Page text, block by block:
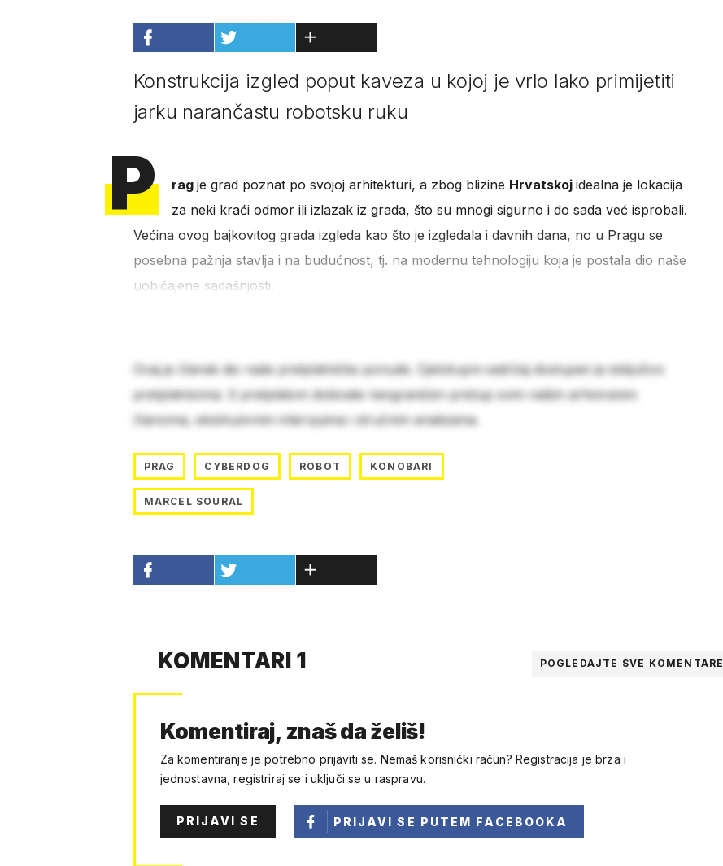
Konstrukcija izgled poput kaveza u kojoj je vrlo lako primijetiti
jarku narančastu robotsku ruku
P rag je grad poznat po svojoj arhitekturi, a zbog blizine Hrvatskoj idealna je lokacija
za neki kraći odmor ili izlazak iz grada, što su mnogi sigurno i do sada već isprobali.
Većina ovog bajkovitog grada izgleda kao što je izgledala i davnih dana, no u Pragu se
posebna pažnja stavlja i na budućnost, tj. na modernu tehnologiju koja je postala dio naše
uobičajene sadašnjosti.
Ovaj je članak dio naše pretplatničke ponude. Cjelokupni sadržaj dostupan je isključivo
pretplatnicima. S pretplatom dobivate neograničen pristup svim našim arhiviranim
člancima, ekskluzivnim intervjuima i stručnim analizama.
PRAG CYBERDOG ROBOT KONOBARI
MARCEL SOURAL
KOMENTARI 1 POGLEDAJTE SVE KOMENTARE
Komentiraj, znaš da želiš!
Za komentiranje je potrebno prijaviti se. Nemaš korisnički račun? Registracija je brza i
jednostavna, registriraj se i uključi se u raspravu.
PRIJAVI SE PRIJAVI SE PUTEM FACEBOOKA